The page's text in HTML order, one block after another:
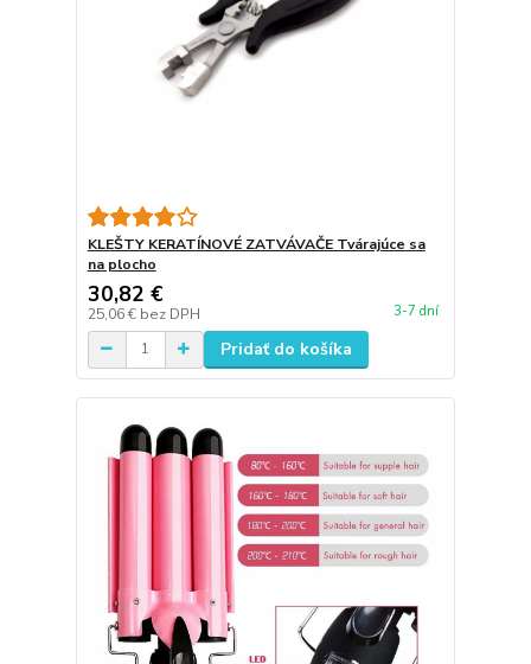
KLEŠTY KERATÍNOVÉ ZATVÁVAČE Tvárajúce sa
na plocho
30,82 €
25,06 € bez DPH 3-7 dní
Pridať do košíka